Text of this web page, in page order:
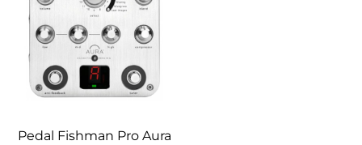
Pedal Fishman Pro Aura